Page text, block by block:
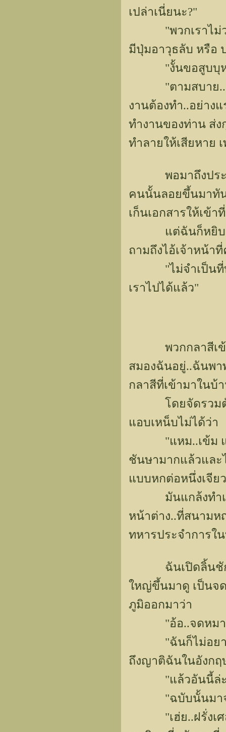
เปล่าเนี่ยนะ?"
"พวกเราไม่วาง
มีปุ่มอาวุธลับ หรือ
"งั้นขอสูบบุหรี่
"ตามสบาย..แต่
งานต้องทำ..อย่าง
ทำงานของท่าน ส่ง
ทำลายให้เสียหาย
พอมาถึงประโย
คนนั้นลอยขึ้นมาทัน
เก็นเอกสารให้เข้
แต่ฉันก็หยิบกุญ
ถามถึงไอ้เจ้าหน้า
"ไม่จำเป็นที่ท่า
เราไปได้แล้ว"
พวกกลาสีเข้าม
สมองฉันอยู่..ฉันพา
กลาสีที่เข้ามาในบ้
โดยจัดรวมตัวกั
แอบเหน็บไม่ได้ว่า
"แหม..เข้ม แข็ง
ชันษามากแล้วและ
แบบหกต่อหนึ่งเจีย
มันแกล้งทำเป็น
หน้าต่าง..ที่สนาม
ทหารประจำการใ
ฉันเปิดลิ้นชักต่า
ใหญ่ขึ้นมาดู เป็นจ
ภูมิออกมาว่า
"อ้อ..จดหมายติ
"ฉันก็ไม่อยากจ
ถึงญาติฉันในอังกฤ
"แล้วอันนี้ล่ะ
"ฉบับนั้นมาจา
"เฮ่ย..ฝรั่งเศส